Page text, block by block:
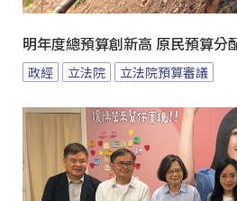
明年度總預算創新高 原民預算分
政經 立法院 立法院預算審議